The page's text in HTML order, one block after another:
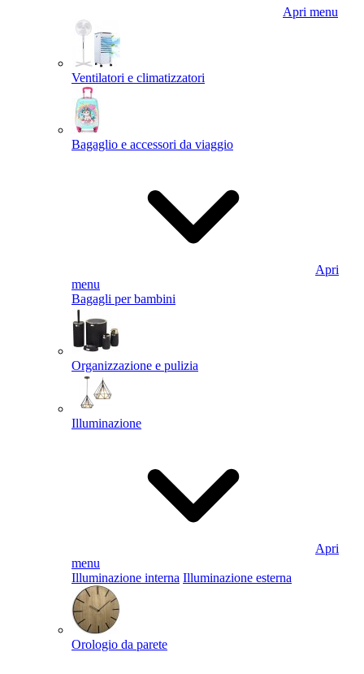
Apri menu
Ventilatori e climatizzatori
Bagaglio e accessori da viaggio
Apri
menu
Bagagli per bambini
Organizzazione e pulizia
Illuminazione
Apri
menu
Illuminazione interna Illuminazione esterna
Orologio da parete